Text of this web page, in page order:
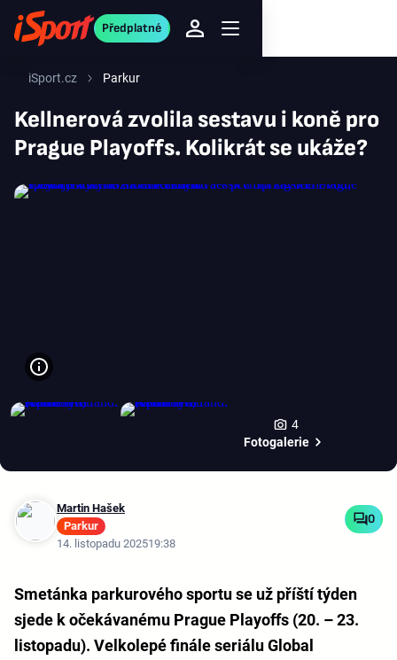
Předplatné
iSport.cz Parkur
Kellnerová zvolila sestavu i koně pro
Prague Playoffs. Kolikrát se ukáže?
4
Fotogalerie
Martin Hašek
Parkur
14. listopadu 202519:38
0
Smetánka parkurového sportu se už příští týden
sjede k očekávanému Prague Playoffs (20. – 23.
listopadu). Velkolepé finále seriálu Global